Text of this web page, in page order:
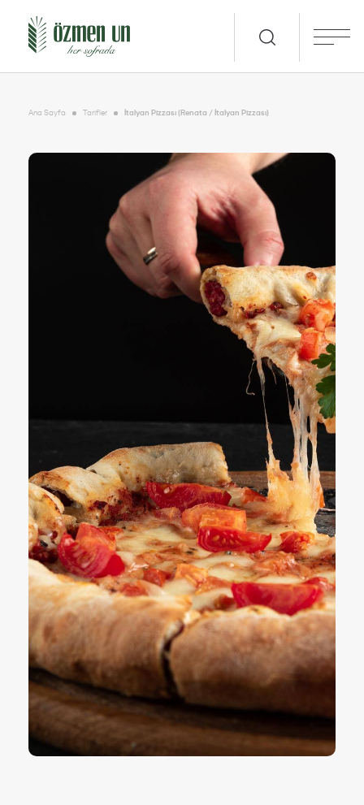
Ana Sayfa Tarifler İtalyan Pizzası (Renata / İtalyan Pizzası)